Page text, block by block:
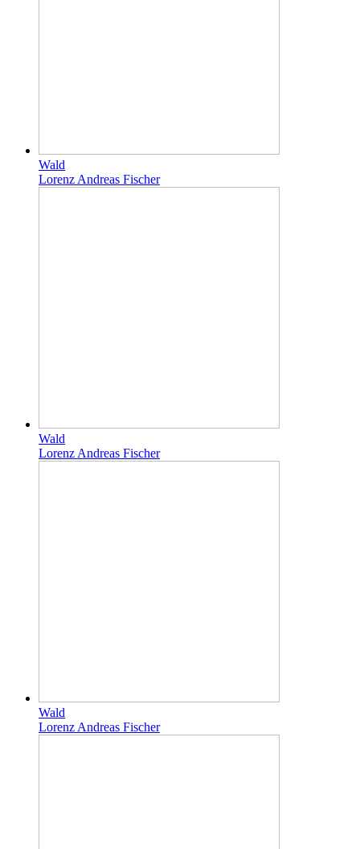
Wald
Lorenz Andreas Fischer
Wald
Lorenz Andreas Fischer
Wald
Lorenz Andreas Fischer